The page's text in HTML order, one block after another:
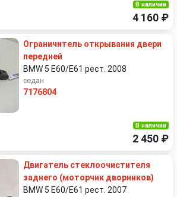
В наличии
4 160 ₽
Ограничитель открывания двери
передней
BMW 5 E60/E61 рест. 2008
седан
7176804
В наличии
2 450 ₽
Двигатель стеклоочистителя
заднего (моторчик дворников)
BMW 5 E60/E61 рест. 2007